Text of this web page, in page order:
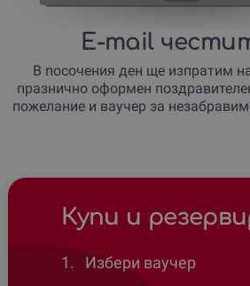
E-mail
В посочения ден ще изпратим
празнично оформен
пожелание и ваучер за
Купи и
1.
Избери ваучер